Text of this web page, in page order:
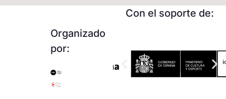
Organizado
por:
Con el soporte de: